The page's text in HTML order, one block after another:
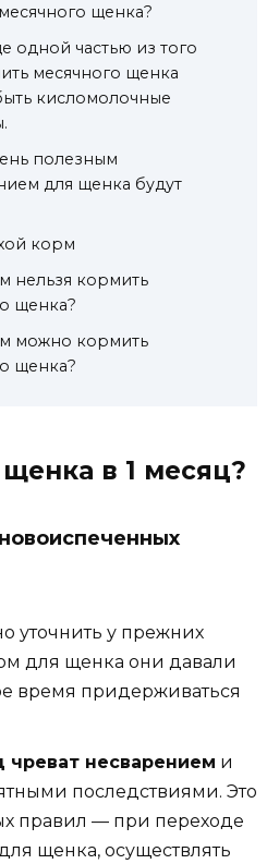
щенка?
одной частью из того
месячного щенка
кисломолочные
полезным
для щенка будут
корм
нельзя кормить
щенка?
можно кормить
щенка?
в 1 месяц?
уточнить у прежних
для щенка они давали
время придерживаться
чреват несварением и
последствиями. Это
правил — при переходе
щенка, осуществлять